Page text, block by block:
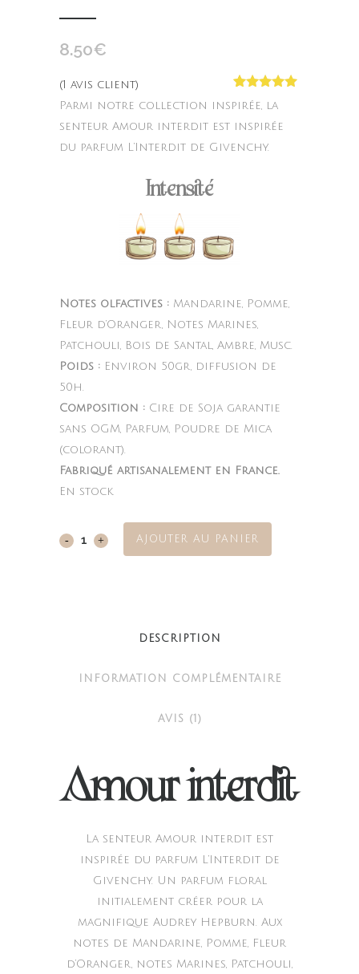
8.50€
Noté
sur 5
basé sur
client
(1 avis client)
Parmi notre collection inspirée, la
senteur Amour interdit est inspirée
du parfum L’Interdit de Givenchy.
Intensité
Notes olfactives : Mandarine, Pomme,
Fleur d’Oranger, Notes Marines,
Patchouli, Bois de Santal, Ambre, Musc.
Poids : Environ 50gr, diffusion de
50h.
Composition : Cire de Soja garantie
sans OGM, Parfum, Poudre de Mica
(colorant).
Fabriqué artisanalement en France.
En stock
Amour AJOUTER AU PANIER
DESCRIPTION
INFORMATION COMPLÉMENTAIRE
AVIS (1)
Amour interdit
La senteur Amour interdit est
inspirée du parfum L’Interdit de
Givenchy. Un parfum floral
initialement créer pour la
magnifique Audrey Hepburn. Aux
notes de Mandarine, Pomme, Fleur
d’Oranger, notes Marines, Patchouli,